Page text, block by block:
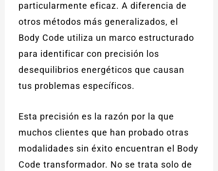
particularmente eficaz. A diferencia de
otros métodos más generalizados, el
Body Code utiliza un marco estructurado
para identificar con precisión los
desequilibrios energéticos que causan
tus problemas específicos.
Esta precisión es la razón por la que
muchos clientes que han probado otras
modalidades sin éxito encuentran el Body
Code transformador. No se trata solo de